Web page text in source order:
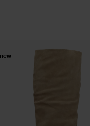
new